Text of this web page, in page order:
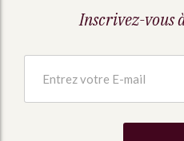
Inscrivez-vous